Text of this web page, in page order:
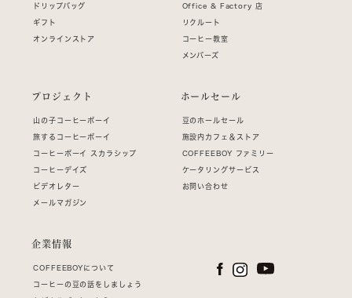
ドリップバッグ
ギフト
オンラインストア
Office & Factory 店
リクルート
コーヒー教室
メンバーズ
プロジェクト
山の子コーヒーボーイ
旅するコーヒーボーイ
コーヒーボーイ スカラシップ
コーヒーデイズ
ビデオレター
メールマガジン
ホールセール
豆のホールセール
施設内カフェ＆ストア
COFFEEBOY ファミリー
ケータリングサービス
お問い合わせ
企業情報
COFFEEBOYについて
コーヒーの豆の話をしましょう